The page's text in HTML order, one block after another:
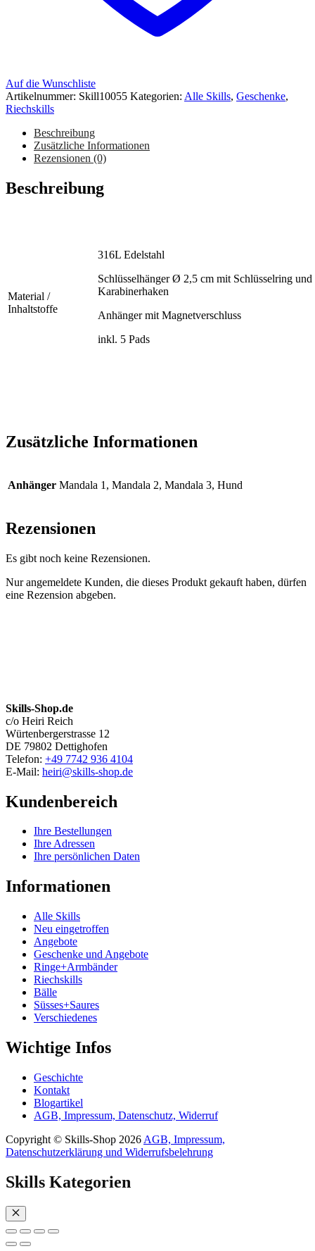
Auf die Wunschliste
Artikelnummer: Skill10055 Kategorien: Alle Skills, Geschenke,
Riechskills
Beschreibung
Zusätzliche Informationen
Rezensionen (0)
Beschreibung
Material /
Inhaltstoffe
316L Edelstahl
Schlüsselhänger Ø 2,5 cm mit Schlüsselring und
Karabinerhaken
Anhänger mit Magnetverschluss
inkl. 5 Pads
Zusätzliche Informationen
Anhänger Mandala 1, Mandala 2, Mandala 3, Hund
Rezensionen
Es gibt noch keine Rezensionen.
Nur angemeldete Kunden, die dieses Produkt gekauft haben, dürfen
eine Rezension abgeben.
Skills-Shop.de
c/o Heiri Reich
Würtenbergerstrasse 12
DE 79802 Dettighofen
Telefon: +49 7742 936 4104
E-Mail: heiri@skills-shop.de
Kundenbereich
Ihre Bestellungen
Ihre Adressen
Ihre persönlichen Daten
Informationen
Alle Skills
Neu eingetroffen
Angebote
Geschenke und Angebote
Ringe+Armbänder
Riechskills
Bälle
Süsses+Saures
Verschiedenes
Wichtige Infos
Geschichte
Kontakt
Blogartikel
AGB, Impressum, Datenschutz, Widerruf
Copyright © Skills-Shop 2026 AGB, Impressum,
Datenschutzerklärung und Widerrufsbelehrung
Skills Kategorien
Schließen